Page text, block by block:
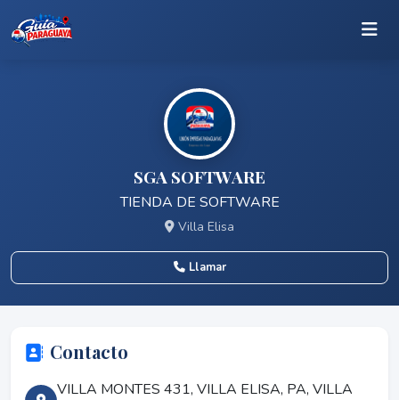
SGA SOFTWARE
TIENDA DE SOFTWARE
Villa Elisa
Llamar
Contacto
VILLA MONTES 431, VILLA ELISA, PA, VILLA